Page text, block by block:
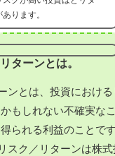
ります。
ターンとは。
ンとは、投資におけ
もしれない不確実な
られる利益のことです
スク／リターンは株